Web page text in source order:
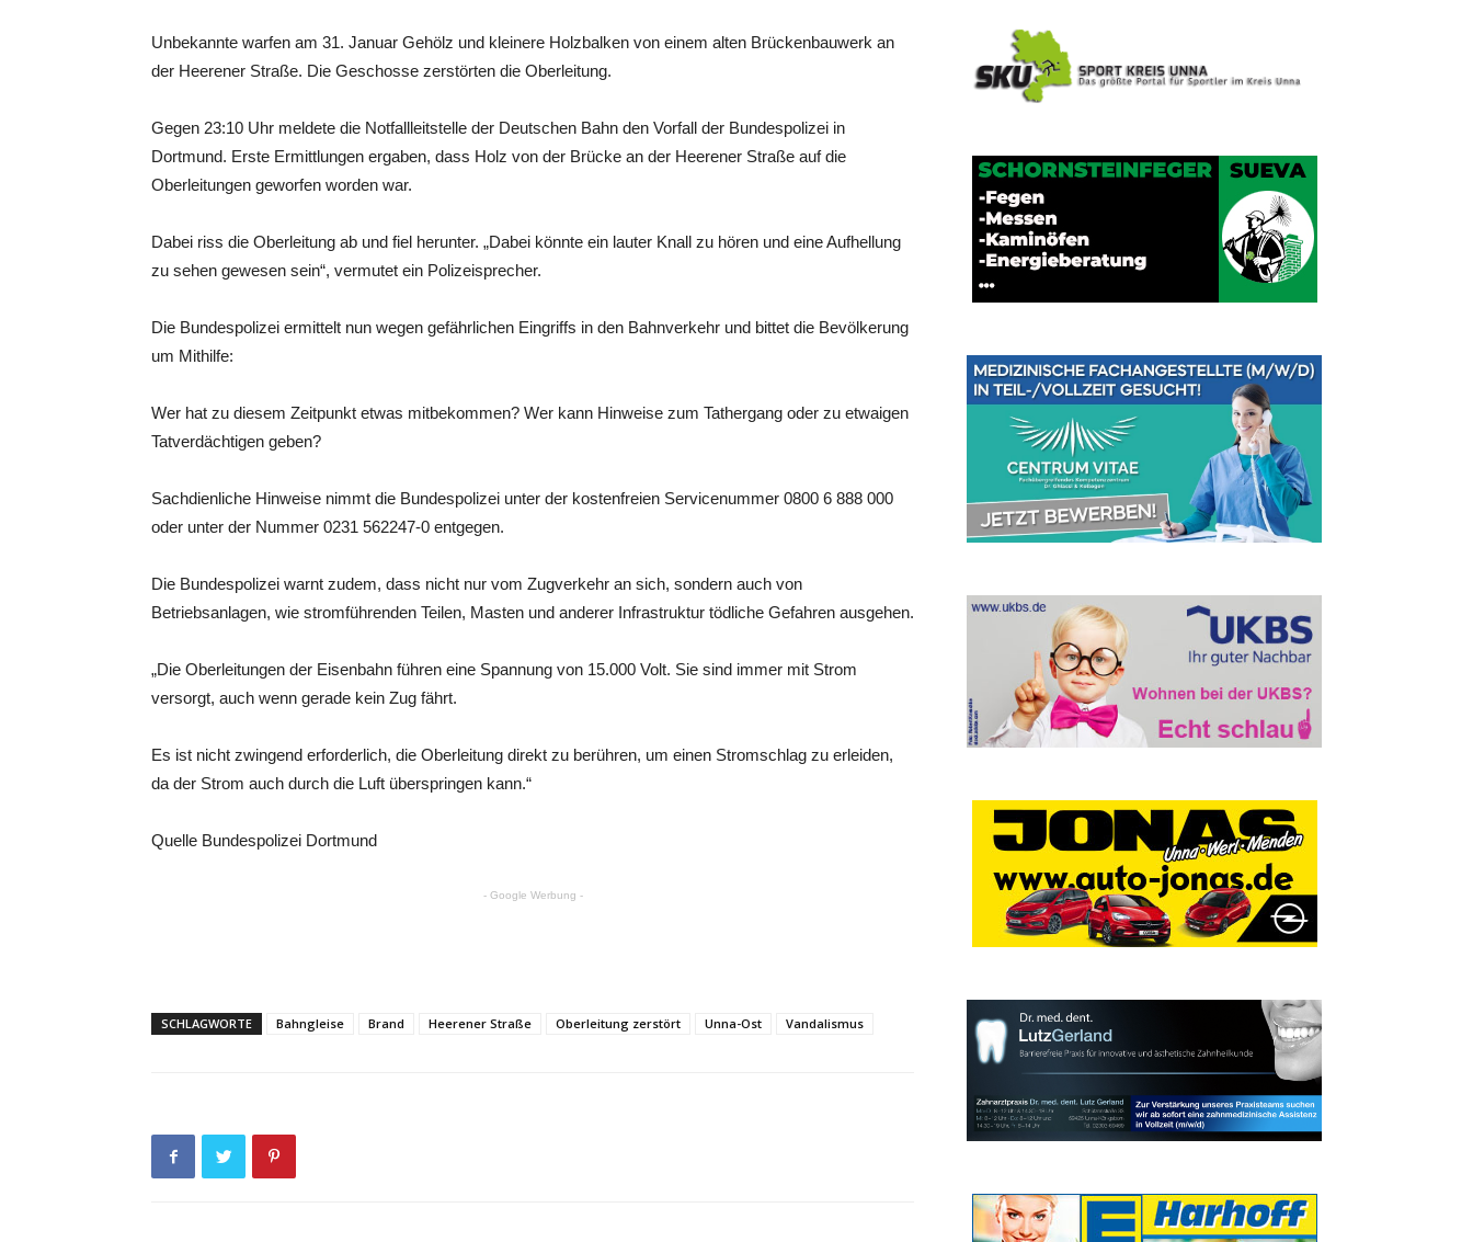
Unbekannte warfen am 31. Januar Gehölz und kleinere Holzbalken von einem alten Brückenbauwerk an
der Heerener Straße. Die Geschosse zerstörten die Oberleitung.
Gegen 23:10 Uhr meldete die Notfallleitstelle der Deutschen Bahn den Vorfall der Bundespolizei in
Dortmund. Erste Ermittlungen ergaben, dass Holz von der Brücke an der Heerener Straße auf die
Oberleitungen geworfen worden war.
Dabei riss die Oberleitung ab und fiel herunter. „Dabei könnte ein lauter Knall zu hören und eine Aufhellung
zu sehen gewesen sein“, vermutet ein Polizeisprecher.
Die Bundespolizei ermittelt nun wegen gefährlichen Eingriffs in den Bahnverkehr und bittet die Bevölkerung
um Mithilfe:
Wer hat zu diesem Zeitpunkt etwas mitbekommen? Wer kann Hinweise zum Tathergang oder zu etwaigen
Tatverdächtigen geben?
Sachdienliche Hinweise nimmt die Bundespolizei unter der kostenfreien Servicenummer 0800 6 888 000
oder unter der Nummer 0231 562247-0 entgegen.
Die Bundespolizei warnt zudem, dass nicht nur vom Zugverkehr an sich, sondern auch von
Betriebsanlagen, wie stromführenden Teilen, Masten und anderer Infrastruktur tödliche Gefahren ausgehen.
„Die Oberleitungen der Eisenbahn führen eine Spannung von 15.000 Volt. Sie sind immer mit Strom
versorgt, auch wenn gerade kein Zug fährt.
Es ist nicht zwingend erforderlich, die Oberleitung direkt zu berühren, um einen Stromschlag zu erleiden,
da der Strom auch durch die Luft überspringen kann.“
Quelle Bundespolizei Dortmund
- Google Werbung -
SCHLAGWORTE Bahngleise Brand Heerener Straße Oberleitung zerstört Unna-Ost Vandalismus